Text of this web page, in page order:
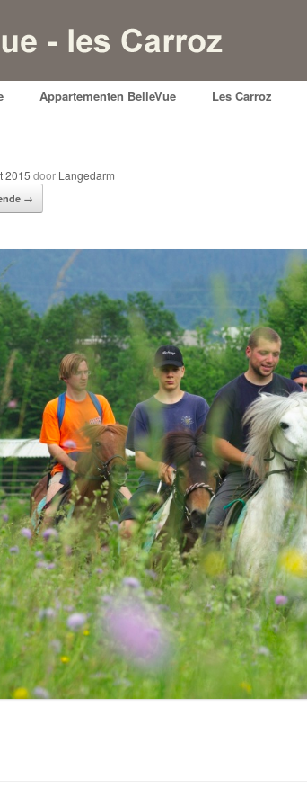
Appartementen BelleVue Les Carroz
2015 door Langedarm
→